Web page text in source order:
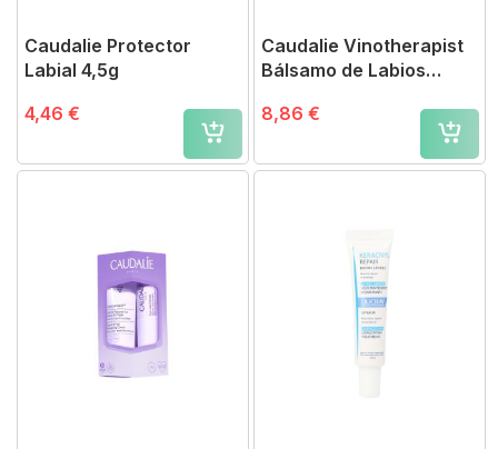
Caudalie Protector
Labial 4,5g
4,46 €
Caudalie Vinotherapist
Bálsamo de Labios
8,86 €